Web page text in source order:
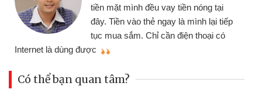
tiền mặt mình đều vay tiền nóng tại
đây. Tiền vào thẻ ngay là mình lại tiếp
tục mua sắm. Chỉ cần điện thoại có
Internet là dùng được
Có thể bạn quan tâm?